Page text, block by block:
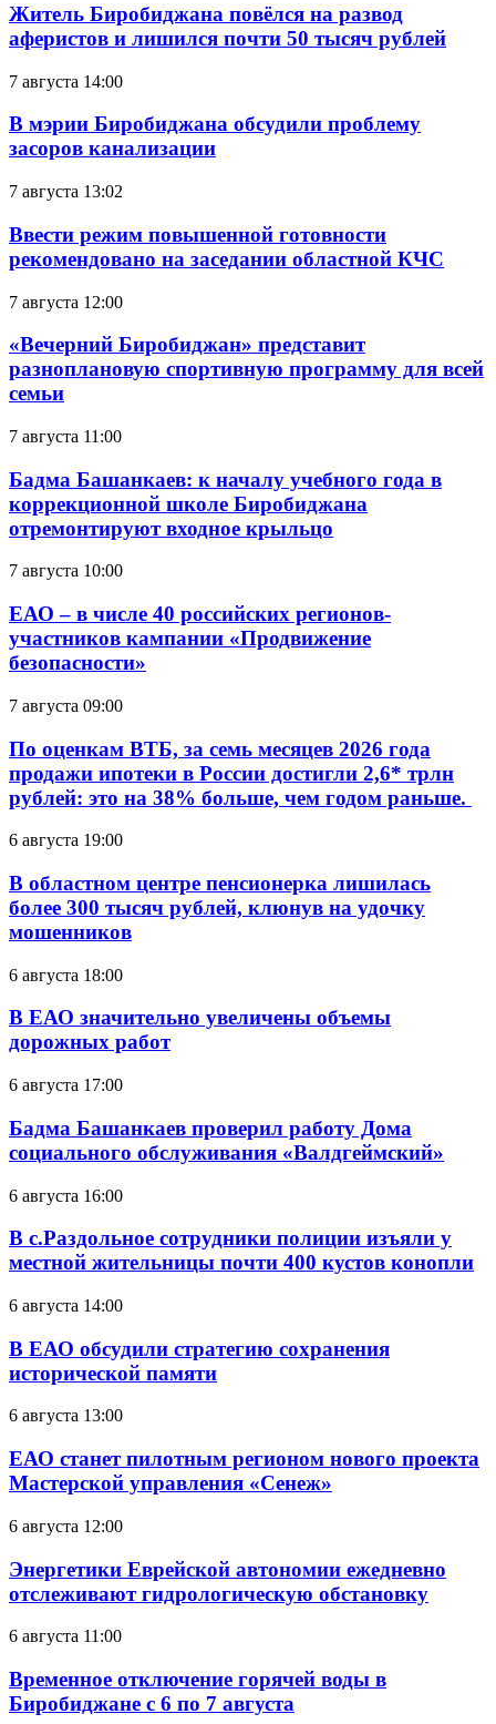
Житель Биробиджана повёлся на развод
аферистов и лишился почти 50 тысяч рублей
7 августа 14:00
В мэрии Биробиджана обсудили проблему
засоров канализации
7 августа 13:02
Ввести режим повышенной готовности
рекомендовано на заседании областной КЧС
7 августа 12:00
«Вечерний Биробиджан» представит
разноплановую спортивную программу для всей
семьи
7 августа 11:00
Бадма Башанкаев: к началу учебного года в
коррекционной школе Биробиджана
отремонтируют входное крыльцо
7 августа 10:00
ЕАО – в числе 40 российских регионов-
участников кампании «Продвижение
безопасности»
7 августа 09:00
По оценкам ВТБ, за семь месяцев 2026 года
продажи ипотеки в России достигли 2,6* трлн
рублей: это на 38% больше, чем годом раньше.
6 августа 19:00
В областном центре пенсионерка лишилась
более 300 тысяч рублей, клюнув на удочку
мошенников
6 августа 18:00
В ЕАО значительно увеличены объемы
дорожных работ
6 августа 17:00
Бадма Башанкаев проверил работу Дома
социального обслуживания «Валдгеймский»
6 августа 16:00
В с.Раздольное сотрудники полиции изъяли у
местной жительницы почти 400 кустов конопли
6 августа 14:00
В ЕАО обсудили стратегию сохранения
исторической памяти
6 августа 13:00
ЕАО станет пилотным регионом нового проекта
Мастерской управления «Сенеж»
6 августа 12:00
Энергетики Еврейской автономии ежедневно
отслеживают гидрологическую обстановку
6 августа 11:00
Временное отключение горячей воды в
Биробиджане с 6 по 7 августа